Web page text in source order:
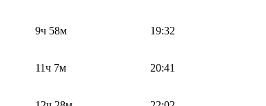
9ч 58м 19:32
11ч 7м 20:41